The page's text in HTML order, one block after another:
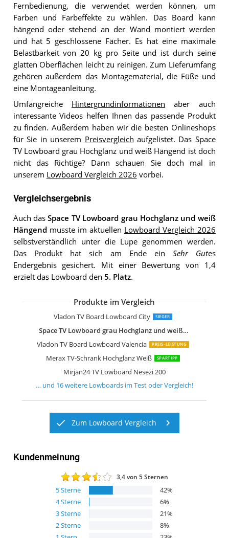
Fernbedienung, die verwendet werden können, um
Farben und Farbeffekte zu wählen. Das Board kann
hängend oder stehend an der Wand montiert werden
und hat 5 geschlossene Fächer. Es hat eine maximale
Belastbarkeit von 20 kg pro Seite und ist durch seine
glatten Oberflächen leicht zu reinigen. Zum Lieferumfang
gehören außerdem das Montagematerial, die Füße und
eine Montageanleitung.
Umfangreiche Hintergrundinformationen aber auch
interessante Videos helfen Ihnen das passende Produkt
zu finden. Außerdem haben wir die besten Onlineshops
für Sie in unserem Preisvergleich aufgelistet. Das Space
TV Lowboard grau Hochglanz und weiß Hängend ist doch
nicht das Richtige? Dann schauen Sie doch mal in
unserem Lowboard Vergleich 2026 vorbei.
Vergleichsergebnis
Auch dasSpace TV Lowboard grau Hochglanz und weiß
Hängendmusste im aktuellen Lowboard Vergleich 2026
selbstverständlich unter die Lupe genommen werden.
Das Produkt hat sich am Ende ein Sehr Gutes
Endergebnis gesichert. Mit einer Bewertung von 1,4
erzielt das Lowboard den 5. Platz.
Produkte im Vergleich
Vladon TV Board Lowboard City SIEGER
Space TV Lowboard grau Hochglanz und weiß Hängend
Vladon TV Board Lowboard Valencia
PREIS-LEISTUNG
Merax TV-Schrank Hochglanz Weiß SPARTIPP
Mirjan24 TV Lowboard Nesezi 200
SHARPDO Ausziehbarer TV-Schrank
OLEYLUCKLIVE Mid-Century Modern
Lowboard Vihti mit 3 Staufächern
Merax TV Schrank TV Lowboard
Mirjan24 TV Lowboard Nesezi
Lookway Colgante 200 cm TV-Schrank
WLIVE TV Schrank mit LED
Vladon TV Board Lowboard Flow
Vladon TV Board Lowboard Flow
Forte High Rock TV Unterschrank
Wuun Somero Korpus Weiß
Selsey Lana TV Hängeboard
… und 16weitere Lowboardsim Test oder Vergleich!
Zum Lowboard Vergleich
Kundenmeinung
3,4von 5 Sternen
5Sterne 42%
4Sterne 6%
3Sterne 21%
2Sterne 8%